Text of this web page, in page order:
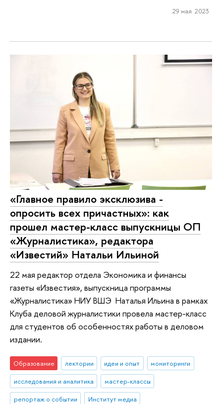
29 мая 2023
«Главное правило эксклюзива -
опросить всех причастных»: как
прошел мастер-класс выпускницы ОП
«Журналистика», редактора
«Известий» Натальи Ильиной
22 мая редактор отдела Экономика и финансы
газеты «Известия», выпускница программы
«Журналистика» НИУ ВШЭ Наталья Ильина в рамках
Клуба деловой журналистики провела мастер-класс
для студентов об особенностях работы в деловом
издании.
Образование лектории идеи и опыт
мониторинги
исследования и аналитика
мастер-классы
репортаж о событии
Институт медиа